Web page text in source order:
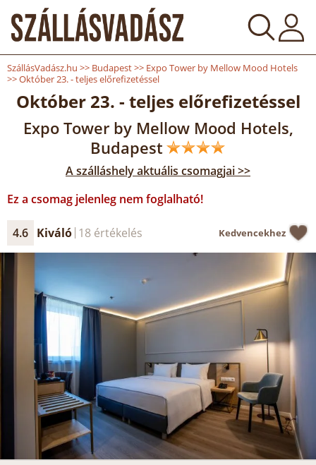
SzállásVadász.hu >> Budapest>> Expo Tower by Mellow Mood Hotels
>>Október 23. - teljes előrefizetéssel
Október 23. - teljes előrefizetéssel
Expo Tower by Mellow Mood Hotels,
Budapest
A szálláshely aktuális csomagjai >>
Ez a csomag jelenleg nem foglalható!
4.6 Kiváló 18 értékelés Kedvencekhez